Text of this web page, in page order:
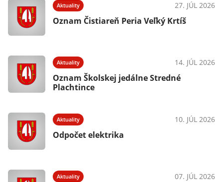
Aktuality 27. JÚL 2026
Oznam Čistiareň Peria Veľký Krtíš
Aktuality 14. JÚL 2026
Oznam Školskej jedálne Stredné
Plachtince
Aktuality 10. JÚL 2026
Odpočet elektrika
Aktuality 07. JÚL 2026